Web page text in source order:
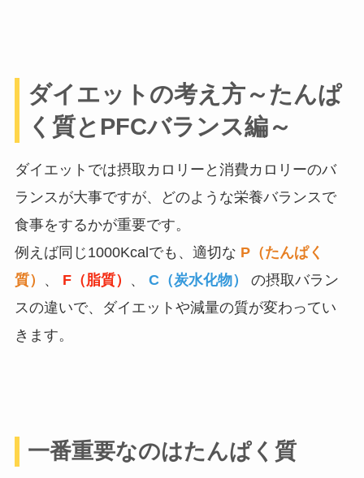
ダイエットの考え方～たんぱ
く質とPFCバランス編～
ダイエットでは摂取カロリーと消費カロリーのバ
ランスが大事ですが、どのような栄養バランスで
食事をするかが重要です。
例えば同じ1000Kcalでも、適切な P（たんぱく
質）
、 F（脂質） 、 C（炭水化物）
の摂取バラン
スの違いで、ダイエットや減量の質が変わってい
きます。
一番重要なのはたんぱく質